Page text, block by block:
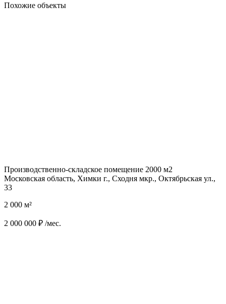
Похожие объекты
Производственно-складское помещение 2000 м2
Московская область, Химки г., Сходня мкр., Октябрьская ул.,
33
2 000 м²
2 000 000 ₽ /мес.